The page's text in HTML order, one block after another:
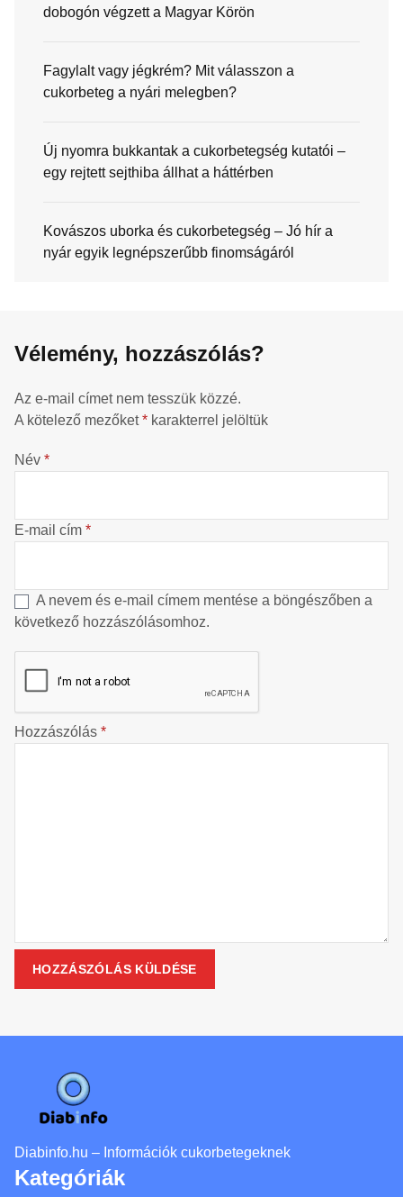
dobogón végzett a Magyar Körön
Fagylalt vagy jégkrém? Mit válasszon a
cukorbeteg a nyári melegben?
Új nyomra bukkantak a cukorbetegség kutatói –
egy rejtett sejthiba állhat a háttérben
Kovászos uborka és cukorbetegség – Jó hír a
nyár egyik legnépszerűbb finomságáról
Vélemény, hozzászólás?
Az e-mail címet nem tesszük közzé.
A kötelező mezőket* karakterrel jelöltük
Név *
E-mail cím *
A nevem és e-mail címem mentése a böngészőben a
következő hozzászólásomhoz.
Hozzászólás *
Diabinfo.hu – Információk cukorbetegeknek
Kategóriák